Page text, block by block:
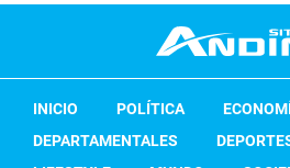
INICIO POLÍTICA
DEPARTAMENTALES